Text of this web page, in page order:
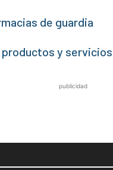
de guardia
productos y servicios
publicidad